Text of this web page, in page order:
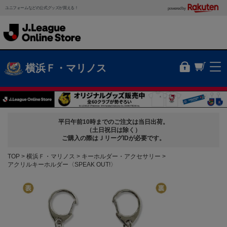
ユニフォームなどの公式グッズが買える！ powered by
横浜Ｆ・マリノス
平日午前10時までのご注文は当日出荷。
（土日祝日は除く）
ご購入の際はＪリーグIDが必要です。
TOP 横浜Ｆ・マリノス
キーホルダー・アクセサリー
アクリルキーホルダー〈SPEAK OUT!〉